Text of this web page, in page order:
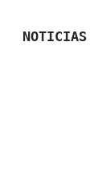
NOTICIAS